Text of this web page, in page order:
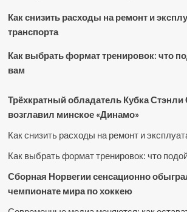
Как снизить расходы на ремонт и
транспорта
Как выбрать формат тренировок: что
вам
Трёхкратный обладатель Кубка
возглавил минское «Динамо»
Как снизить расходы на ремонт и
Как выбрать формат тренировок: что
Сборная Норвегии сенсационно
чемпионате мира по хоккею